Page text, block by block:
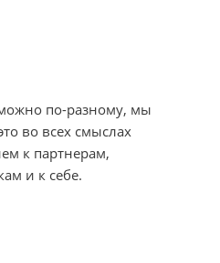
по-разному, мы
во всех смыслах
к партнерам,
и к себе.